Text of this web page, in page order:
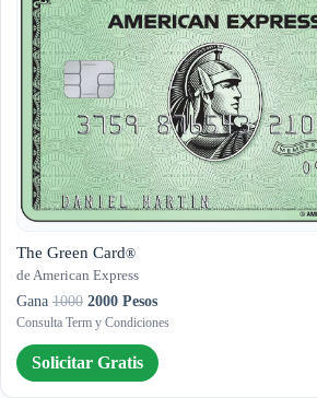
The Green Card®
de American Express
Gana 1000 2000 Pesos
Consulta Term y Condiciones
Solicitar Gratis